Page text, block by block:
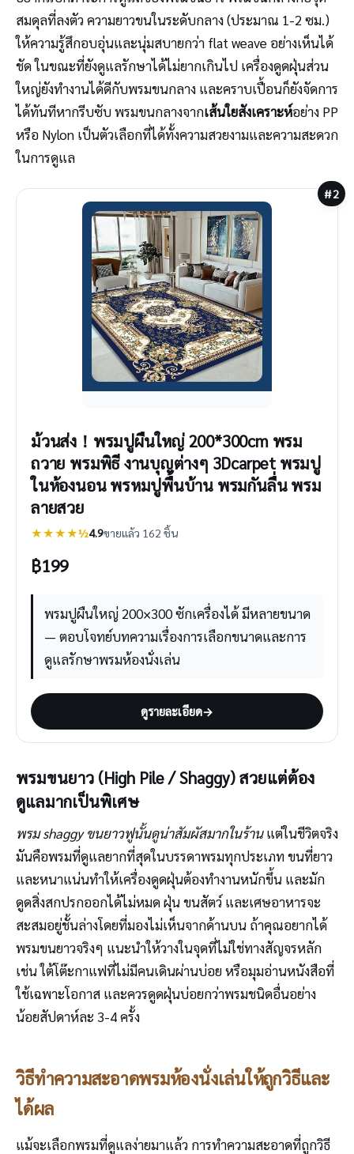
สมดุลที่ลงตัว ความยาวขนในระดับกลาง (ประมาณ 1-2 ซม.)
ให้ความรู้สึกอบอุ่นและนุ่มสบายกว่า flat weave อย่างเห็นได้
ชัด ในขณะที่ยังดูแลรักษาได้ไม่ยากเกินไป เครื่องดูดฝุ่นส่วน
ใหญ่ยังทำงานได้ดีกับพรมขนกลาง และคราบเปื้อนก็ยังจัดการ
ได้ทันทีหากรีบซับ พรมขนกลางจากเส้นใยสังเคราะห์อย่าง PP
หรือ Nylon เป็นตัวเลือกที่ได้ทั้งความสวยงามและความสะดวก
ในการดูแล
#2
ม้วนส่ง！พรมปูผืนใหญ่ 200*300cm พรม
ถวาย พรมพิธี งานบุญต่างๆ 3Dcarpet พรมปู
ในห้องนอน พรหมปูพื้นบ้าน พรมกันลื่น พรม
ลายสวย
★★★★½4.9ขายแล้ว 162 ชิ้น
฿199
พรมปูผืนใหญ่ 200×300 ซักเครื่องได้ มีหลายขนาด
— ตอบโจทย์บทความเรื่องการเลือกขนาดและการ
ดูแลรักษาพรมห้องนั่งเล่น
ดูรายละเอียด→
พรมขนยาว (High Pile / Shaggy) สวยแต่ต้อง
ดูแลมากเป็นพิเศษ
พรม shaggy ขนยาวฟูนั้นดูน่าสัมผัสมากในร้านแต่ในชีวิตจริง
มันคือพรมที่ดูแลยากที่สุดในบรรดาพรมทุกประเภท ขนที่ยาว
และหนาแน่นทำให้เครื่องดูดฝุ่นต้องทำงานหนักขึ้น และมัก
ดูดสิ่งสกปรกออกได้ไม่หมด ฝุ่น ขนสัตว์ และเศษอาหารจะ
สะสมอยู่ชั้นล่างโดยที่มองไม่เห็นจากด้านบน ถ้าคุณอยากได้
พรมขนยาวจริงๆ แนะนำให้วางในจุดที่ไม่ใช่ทางสัญจรหลัก
เช่น ใต้โต๊ะกาแฟที่ไม่มีคนเดินผ่านบ่อย หรือมุมอ่านหนังสือที่
ใช้เฉพาะโอกาส และควรดูดฝุ่นบ่อยกว่าพรมชนิดอื่นอย่าง
น้อยสัปดาห์ละ 3-4 ครั้ง
วิธีทำความสะอาดพรมห้องนั่งเล่นให้ถูกวิธีและ
ได้ผล
แม้จะเลือกพรมที่ดูแลง่ายมาแล้ว การทำความสะอาดที่ถูกวิธี